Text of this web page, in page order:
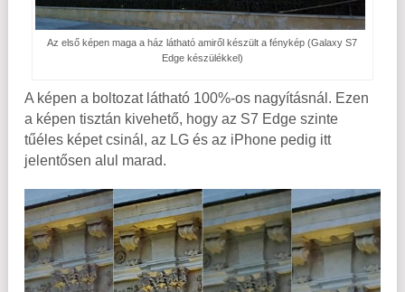
Az első képen maga a ház látható amiről készült a fénykép (Galaxy S7
Edge készülékkel)
A képen a boltozat látható 100%-os nagyításnál. Ezen
a képen tisztán kivehető, hogy az S7 Edge szinte
tűéles képet csinál, az LG és az iPhone pedig itt
jelentősen alul marad.